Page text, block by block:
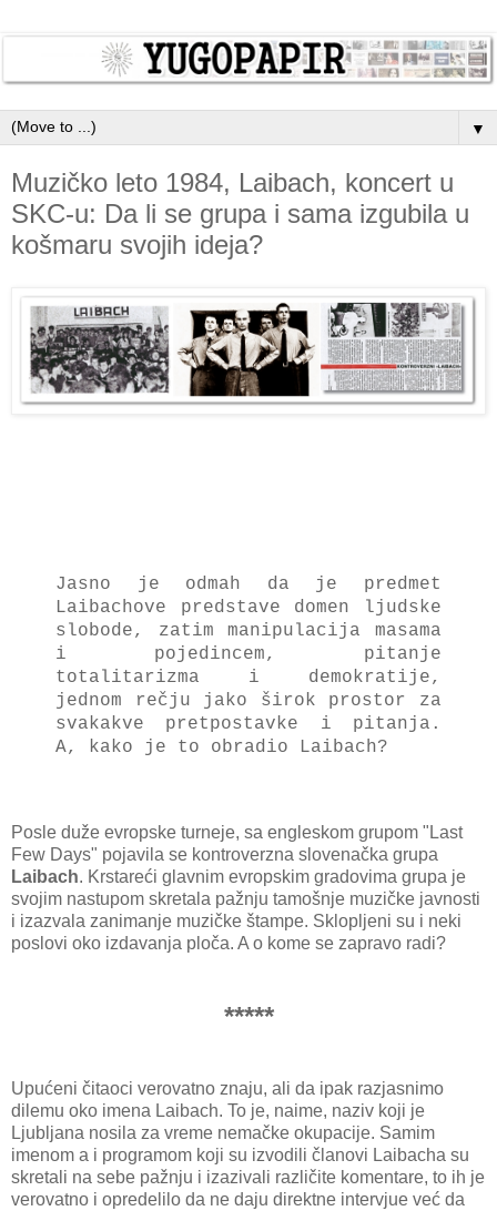
▼
Muzičko leto 1984, Laibach, koncert u
SKC-u: Da li se grupa i sama izgubila u
košmaru svojih ideja?
Jasno je odmah da je predmet
Laibachove predstave domen ljudske
slobode, zatim manipulacija masama
i pojedincem, pitanje
totalitarizma i demokratije,
jednom rečju jako širok prostor za
svakakve pretpostavke i pitanja.
A, kako je to obradio Laibach?
Posle duže evropske turneje, sa engleskom grupom "Last
Few Days" pojavila se kontroverzna slovenačka grupa
Laibach. Krstareći glavnim evropskim gradovima grupa je
svojim nastupom skretala pažnju tamošnje muzičke javnosti
i izazvala zanimanje muzičke štampe. Sklopljeni su i neki
poslovi oko izdavanja ploča. A o kome se zapravo radi?
*****
Upućeni čitaoci verovatno znaju, ali da ipak razjasnimo
dilemu oko imena Laibach. To je, naime, naziv koji je
Ljubljana nosila za vreme nemačke okupacije. Samim
imenom a i programom koji su izvodili članovi Laibacha su
skretali na sebe pažnju i izazivali različite komentare, to ih je
verovatno i opredelilo da ne daju direktne intervjue već da